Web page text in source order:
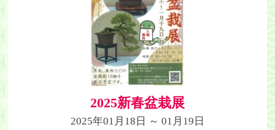
2025新春盆栽展
2025年01月18日 ～ 01月19日